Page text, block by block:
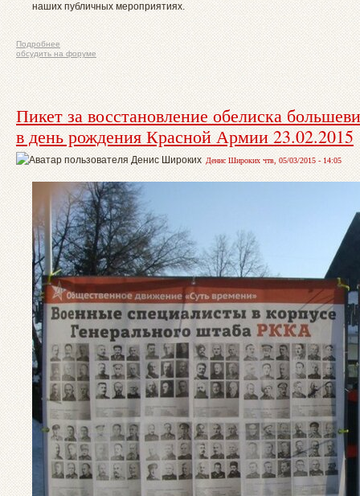
наших публичных мероприятиях.
Подробнее
обсудить на форуме
Пикет за восстановление обелиска
в день рождения Красной Армии 23.02.2015
Денис Широких чтв, 05/03/2015 - 14:05